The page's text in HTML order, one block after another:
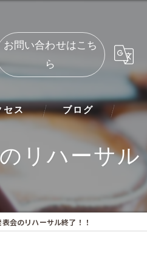
お問い合わせはこち
ら
セス
ミュージックスクール 都島教室
ミュージックスクール 守口教室
ブログ
リハーサル
会のリハーサル終了！！